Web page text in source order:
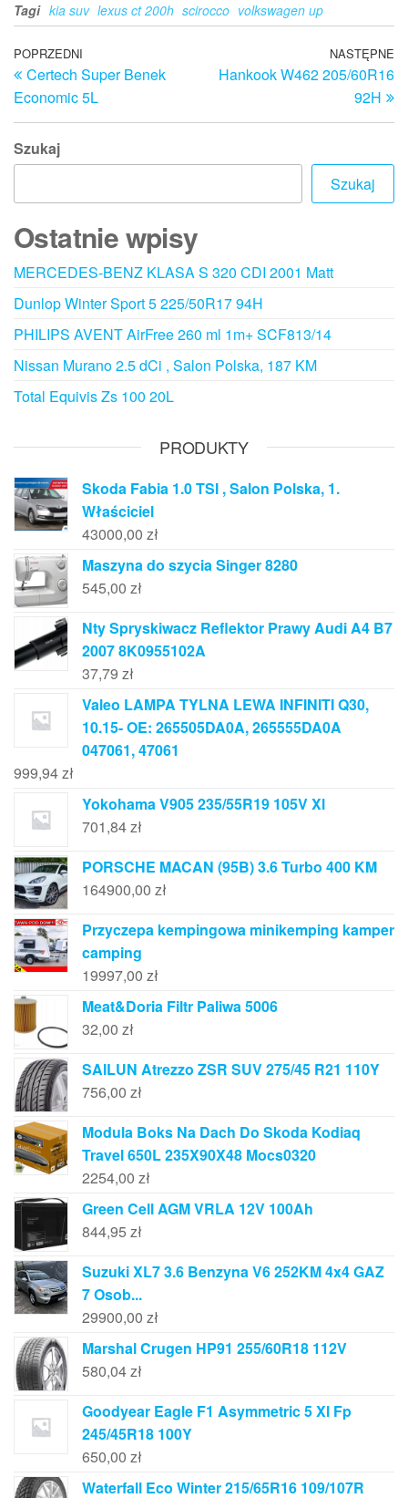
Tagi kia suv lexus ct 200h scirocco volkswagen up
Nawigacja
wpisu
Poprzedni
wpis
POPRZEDNI
Certech Super Benek
Economic 5L
NASTĘPNE
Hankook W462 205/60R16
92H
Szukaj
Szukaj
Ostatnie wpisy
MERCEDES-BENZ KLASA S 320 CDI 2001 Matt
Dunlop Winter Sport 5 225/50R17 94H
PHILIPS AVENT AirFree 260 ml 1m+ SCF813/14
Nissan Murano 2.5 dCi , Salon Polska, 187 KM
Total Equivis Zs 100 20L
PRODUKTY
Skoda Fabia 1.0 TSI , Salon Polska, 1.
Właściciel
43000,00 zł
Maszyna do szycia Singer 8280
545,00 zł
Nty Spryskiwacz Reflektor Prawy Audi A4 B7
2007 8K0955102A
37,79 zł
Valeo LAMPA TYLNA LEWA INFINITI Q30,
10.15- OE: 265505DA0A, 265555DA0A
047061, 47061
999,94zł
Yokohama V905 235/55R19 105V Xl
701,84zł
PORSCHE MACAN (95B) 3.6 Turbo 400 KM
164900,00 zł
Przyczepa kempingowa minikemping kamper
camping
19997,00 zł
Meat&Doria Filtr Paliwa 5006
32,00 zł
SAILUN Atrezzo ZSR SUV 275/45 R21 110Y
756,00 zł
Modula Boks Na Dach Do Skoda Kodiaq
Travel 650L 235X90X48 Mocs0320
2254,00 zł
Green Cell AGM VRLA 12V 100Ah
844,95 zł
Suzuki XL7 3.6 Benzyna V6 252KM 4x4 GAZ
7 Osob...
29900,00 zł
Marshal Crugen HP91 255/60R18 112V
580,04zł
Goodyear Eagle F1 Asymmetric 5 Xl Fp
245/45R18 100Y
650,00 zł
Waterfall Eco Winter 215/65R16 109/107R